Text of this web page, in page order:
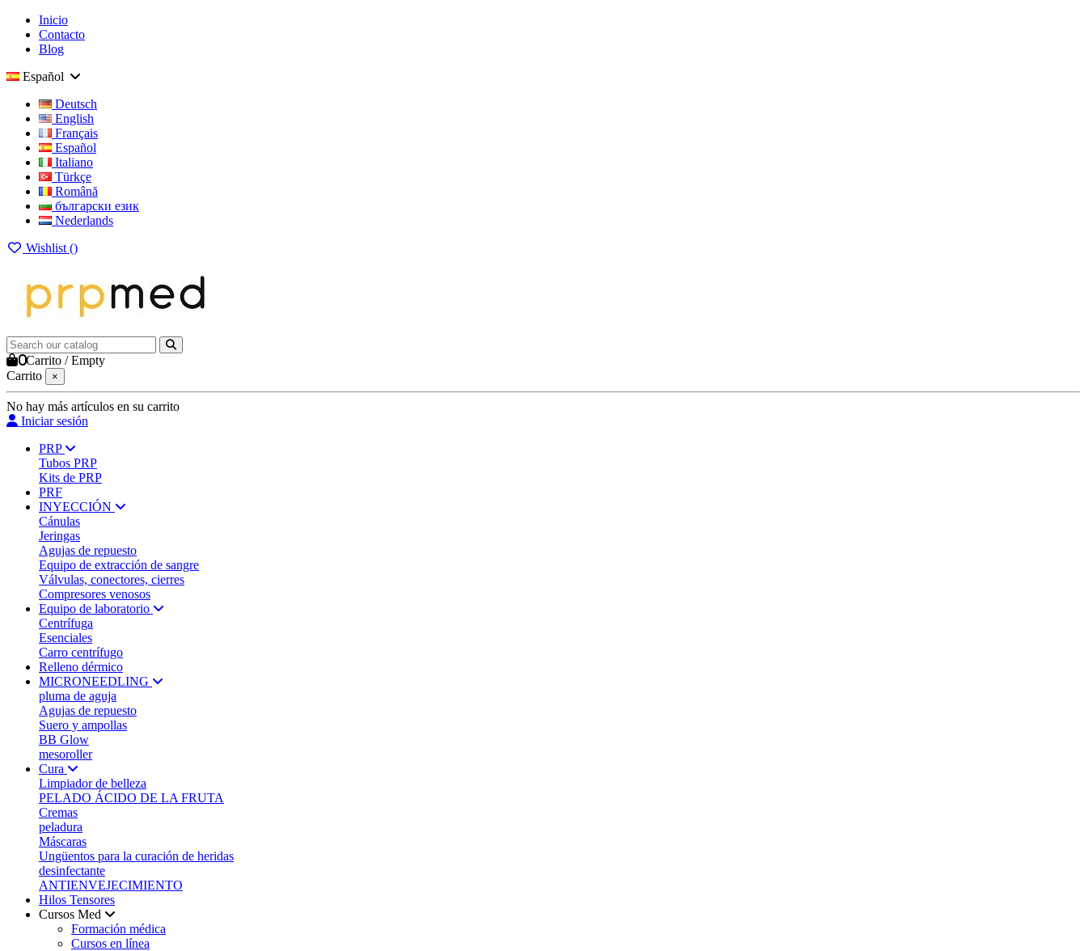
Inicio
Contacto
Blog
Español
Deutsch
English
Français
Español
Italiano
Türkçe
Română
български език
Nederlands
Wishlist ()
0Carrito /Empty
Carrito
×
No hay más artículos en su carrito
Iniciar sesión
PRP
Tubos PRP
Kits de PRP
PRF
INYECCIÓN
Cánulas
Jeringas
Agujas de repuesto
Equipo de extracción de sangre
Válvulas, conectores, cierres
Compresores venosos
Equipo de laboratorio
Centrífuga
Esenciales
Carro centrífugo
Relleno dérmico
MICRONEEDLING
pluma de aguja
Agujas de repuesto
Suero y ampollas
BB Glow
mesoroller
Cura
Limpiador de belleza
PELADO ÁCIDO DE LA FRUTA
Cremas
peladura
Máscaras
Ungüentos para la curación de heridas
desinfectante
ANTIENVEJECIMIENTO
Hilos Tensores
Cursos Med
Formación médica
Cursos en línea